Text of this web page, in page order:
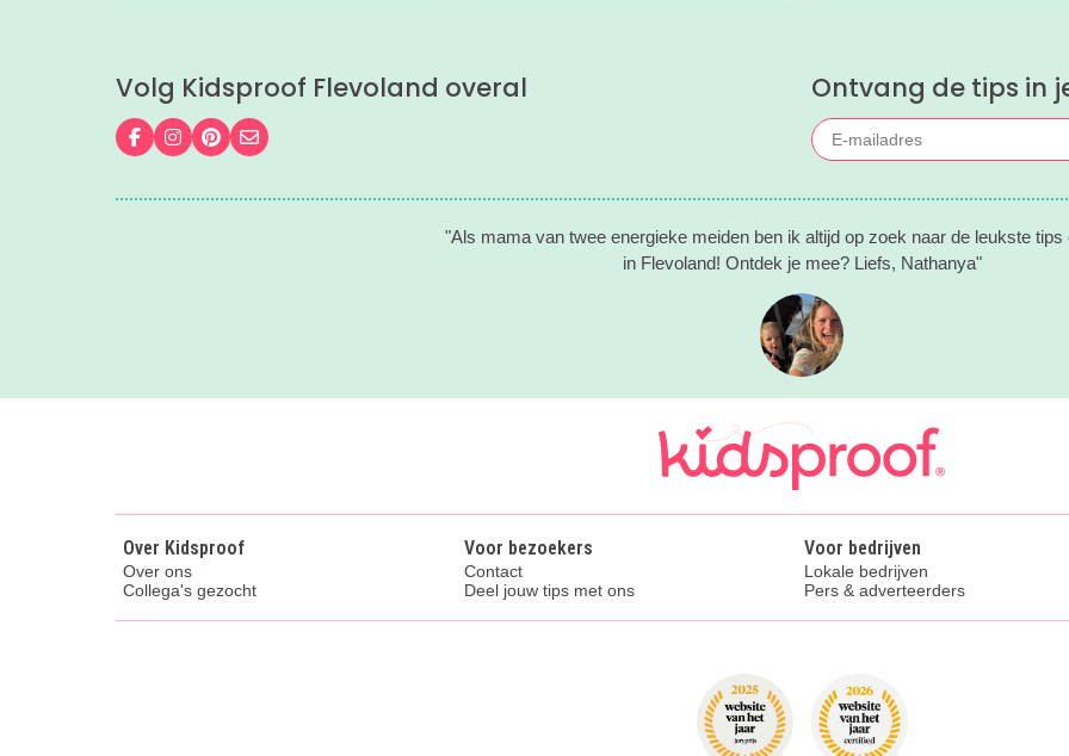
Volg Kidsproof Flevoland overal
Volg ons op Facebook
Volg ons op Instagram
Volg ons op Pinterest
Mail ons
Ontvang de tips in
"Als mama van twee energieke meiden ben ik altijd op zoek naar de leukste tips
in Flevoland! Ontdek je mee? Liefs, Nathanya"
Over Kidsproof
Over ons
Collega's gezocht
Voor bezoekers
Contact
Deel jouw tips met ons
Voor bedrijven
Lokale bedrijven
Pers & adverteerders